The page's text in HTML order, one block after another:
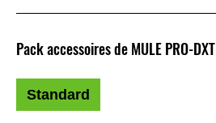
Pack accessoires de MULE PRO-DXT
Standard